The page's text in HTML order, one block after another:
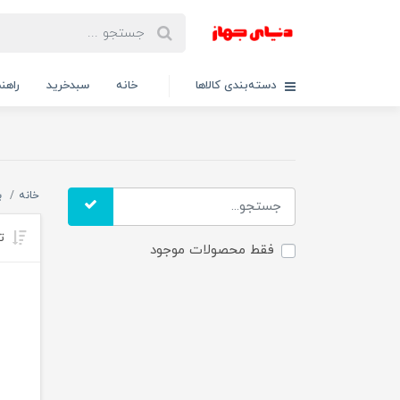
دسته‌بندی کالاها خانه سبدخرید
فقط محصولات موجود
خانه